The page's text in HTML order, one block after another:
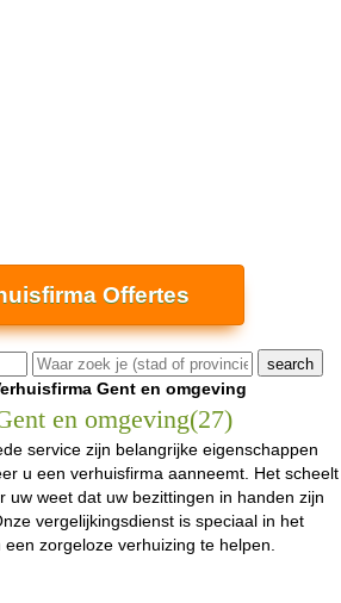
Offertes
Gent en omgeving
en omgeving(27)
service zijn belangrijke eigenschappen
u een verhuisfirma aanneemt. Het scheelt
uw weet dat uw bezittingen in handen zijn
vergelijkingsdienst is speciaal in het
zorgeloze verhuizing te helpen.